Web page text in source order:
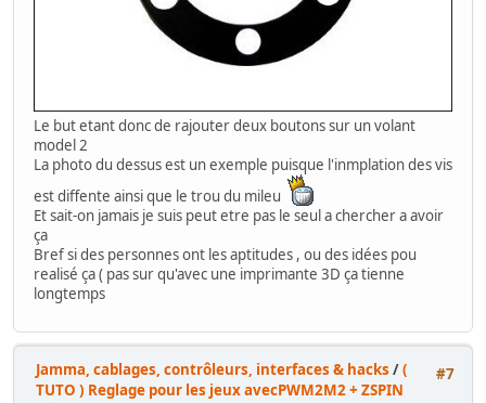
Le but etant donc de rajouter deux boutons sur un volant
model 2
La photo du dessus est un exemple puisque l'inmplation des vis
est diffente ainsi que le trou du mileu
Et sait-on jamais je suis peut etre pas le seul a chercher a avoir
ça
Bref si des personnes ont les aptitudes , ou des idées pou
realisé ça ( pas sur qu'avec une imprimante 3D ça tienne
longtemps
#7
Jamma, cablages, contrôleurs, interfaces & hacks /(
TUTO ) Reglage pour les jeux avecPWM2M2 + ZSPIN